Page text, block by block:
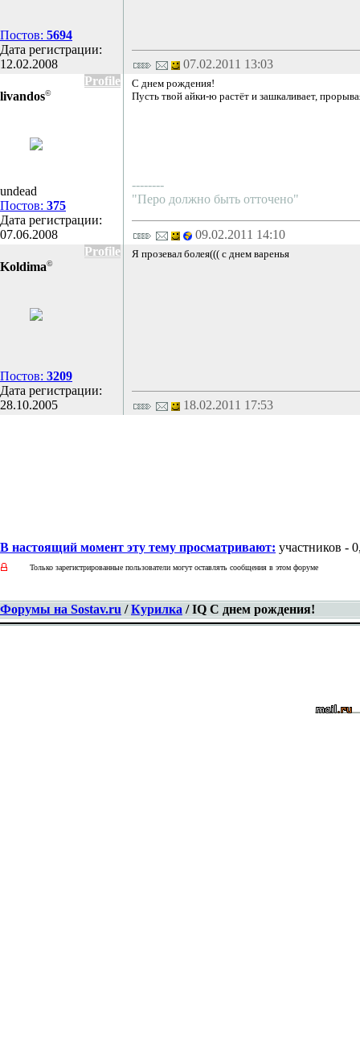
Постов: 5694
Дата регистрации:
12.02.2008
07.02.2011 13:03
Profile
livandos©
undead
Постов: 375
Дата регистрации:
07.06.2008
С днем рождения!
Пусть твой айки-ю растёт и зашкаливает,
--------
"Перо должно быть отточено"
09.02.2011 14:10
Profile
Koldima©
Постов: 3209
Дата регистрации:
28.10.2005
Я прозевал болея((( с днем варенья
18.02.2011 17:53
В настоящий момент эту тему просматривают: участников -
Только зарегистрированные пользователи могут оставлять сообщения в этом форуме
Форумы на Sostav.ru /Курилка / IQ C днем рождения!